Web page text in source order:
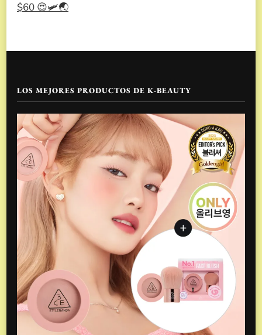
$60 😍🛩️🌏
LOS MEJORES PRODUCTOS DE K-BEAUTY